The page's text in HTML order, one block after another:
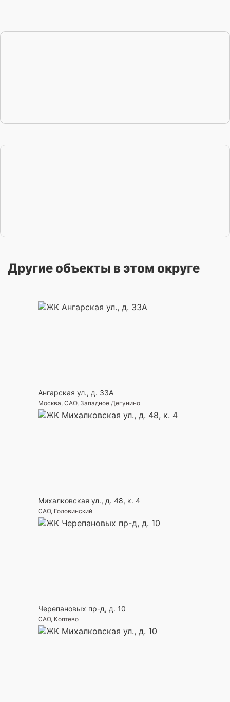
Другие объекты в этом округе
Ангарская ул., д. 33А
Москва, САО, Западное Дегунино
Михалковская ул., д. 48, к. 4
САО, Головинский
Черепановых пр-д, д. 10
САО, Коптево